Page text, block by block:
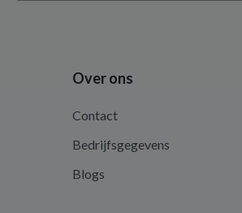
Over ons
Contact
Bedrijfsgegevens
Blogs